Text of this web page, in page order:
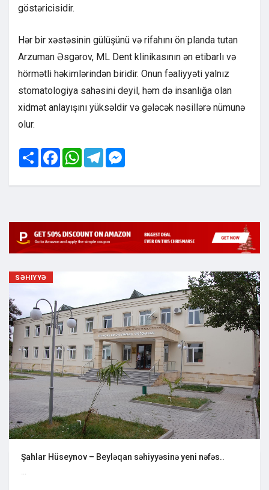
göstəricisidir.
Hər bir xəstəsinin gülüşünü və rifahını ön planda tutan
Arzuman Əsgərov, ML Dent klinikasının ən etibarlı və
hörmətli həkimlərindən biridir. Onun fəaliyyəti yalnız
stomatologiya sahəsini deyil, həm də insanlığa olan
xidmət anlayışını yüksəldir və gələcək nəsillərə nümunə
olur.
Share FacebookWhatsAppTelegram
SƏHIYYƏ
Şahlar Hüseynov – Beyləqan səhiyyəsinə yeni nəfəs..